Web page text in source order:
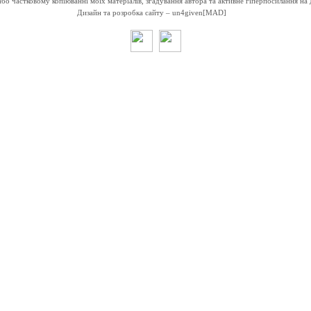
Дизайн та розробка сайту – un4given[MAD]